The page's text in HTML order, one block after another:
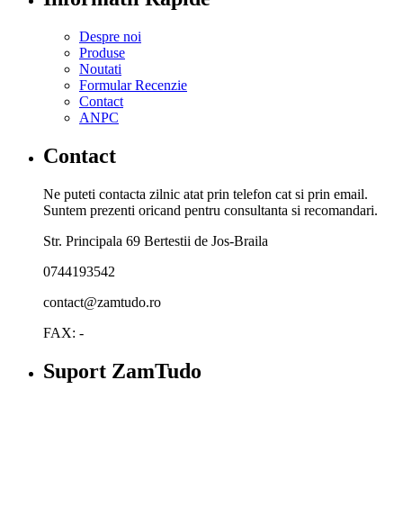
Despre noi
Produse
Noutati
Formular Recenzie
Contact
ANPC
Contact
Ne puteti contacta zilnic atat prin telefon cat si prin email.
Suntem prezenti oricand pentru consultanta si recomandari.
Str. Principala 69 Bertestii de Jos-Braila
0744193542
contact@zamtudo.ro
FAX: -
Suport ZamTudo